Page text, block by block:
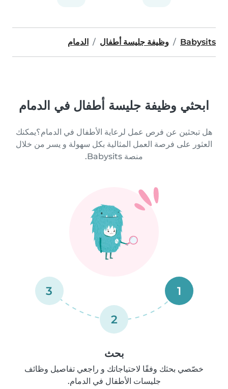
Babysits وظيفة جليسة أطفال الدمام
ابحثي وظيفة جليسة أطفال في الدمام
هل تبحثين عن فرص عمل لرعاية الأطفال في الدمام؟يمكنك
العثور على فرصة العمل المثالية بكل سهولة و يسر من خلال
منصة Babysits.
1
2
3
بحث
خصّصي بحثك وفقًا لاحتياجاتك و راجعي تفاصيل وظائف
جليسات الأطفال في الدمام.